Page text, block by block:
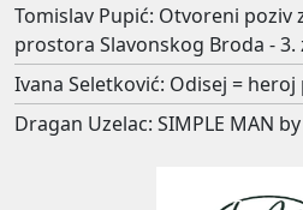
Tomislav Pupić: Otvoreni poziv
prostora Slavonskog Broda - 3.
Ivana Seletković: Odisej =
Dragan Uzelac: SIMPLE MAN by